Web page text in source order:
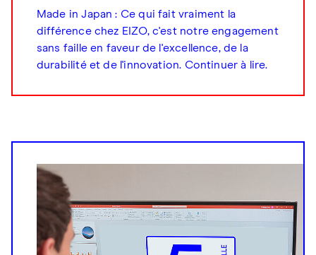
Made in Japan : Ce qui fait vraiment la
différence chez EIZO, c'est notre engagement
sans faille en faveur de l'excellence, de la
durabilité et de l'innovation. Continuer à lire.